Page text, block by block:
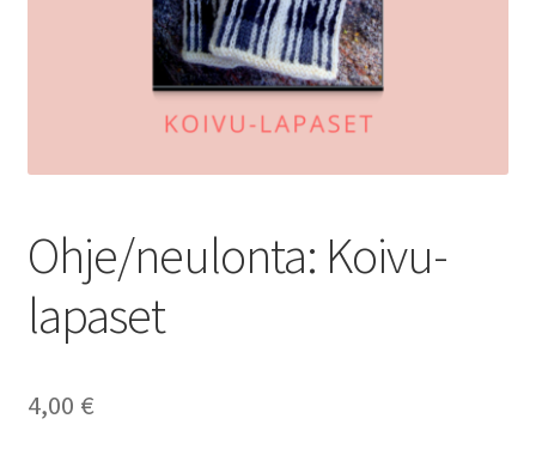
Ohje/neulonta: Koivu-
lapaset
4,00 €